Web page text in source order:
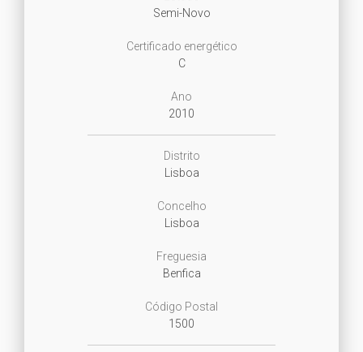
Semi-Novo
Certificado energético
C
Ano
2010
Distrito
Lisboa
Concelho
Lisboa
Freguesia
Benfica
Código Postal
1500